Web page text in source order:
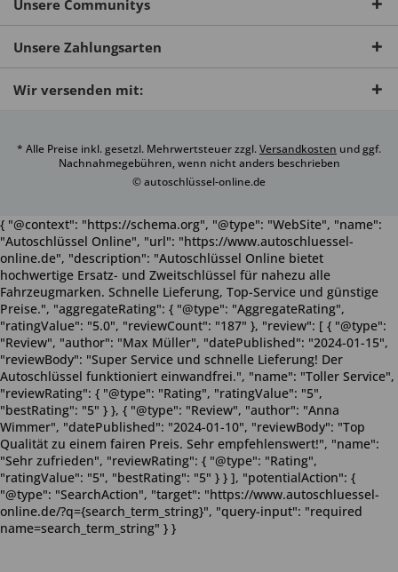
Unsere Communitys
Unsere Zahlungsarten
Wir versenden mit:
* Alle Preise inkl. gesetzl. Mehrwertsteuer zzgl.Versandkosten und ggf.
Nachnahmegebühren, wenn nicht anders beschrieben
© autoschlüssel-online.de
{ "@context": "https://schema.org", "@type": "WebSite", "name":
"Autoschlüssel Online", "url": "https://www.autoschluessel-
online.de", "description": "Autoschlüssel Online bietet
hochwertige Ersatz- und Zweitschlüssel für nahezu alle
Fahrzeugmarken. Schnelle Lieferung, Top-Service und günstige
Preise.", "aggregateRating": { "@type": "AggregateRating",
"ratingValue": "5.0", "reviewCount": "187" }, "review": [ { "@type":
"Review", "author": "Max Müller", "datePublished": "2024-01-15",
"reviewBody": "Super Service und schnelle Lieferung! Der
Autoschlüssel funktioniert einwandfrei.", "name": "Toller Service",
"reviewRating": { "@type": "Rating", "ratingValue": "5",
"bestRating": "5" } }, { "@type": "Review", "author": "Anna
Wimmer", "datePublished": "2024-01-10", "reviewBody": "Top
Qualität zu einem fairen Preis. Sehr empfehlenswert!", "name":
"Sehr zufrieden", "reviewRating": { "@type": "Rating",
"ratingValue": "5", "bestRating": "5" } } ], "potentialAction": {
"@type": "SearchAction", "target": "https://www.autoschluessel-
online.de/?q={search_term_string}", "query-input": "required
name=search_term_string" } }